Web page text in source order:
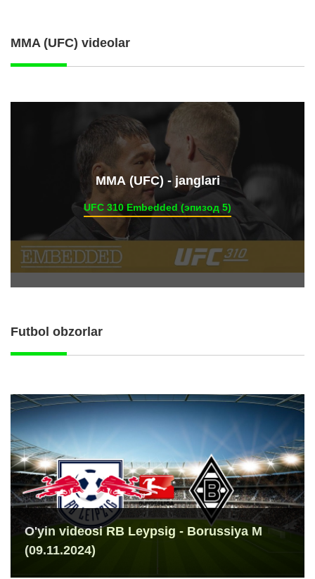
MMA (UFC) videolar
ММА (UFC) - janglari
UFC 310 Embedded (эпизод 5)
Futbol obzorlar
O'yin videosi RB Leypsig - Borussiya M
(09.11.2024)